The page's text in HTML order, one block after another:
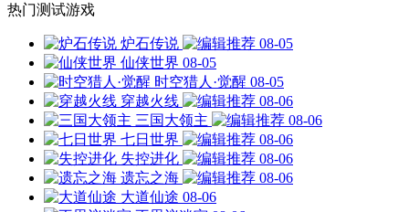
热门测试游戏
炉石传说
08-05
仙侠世界 08-05
时空猎人·觉醒 08-05
穿越火线
08-06
三国大领主
08-06
七日世界
08-06
失控进化
08-06
遗忘之海
08-06
大道仙途 08-06